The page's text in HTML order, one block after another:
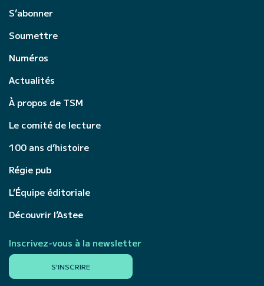
S’abonner
Soumettre
Numéros
Actualités
À propos de TSM
Le comité de lecture
100 ans d’histoire
Régie pub
L’Équipe éditoriale
Découvrir l’Astee
Inscrivez-vous à la newsletter
S'INSCRIRE